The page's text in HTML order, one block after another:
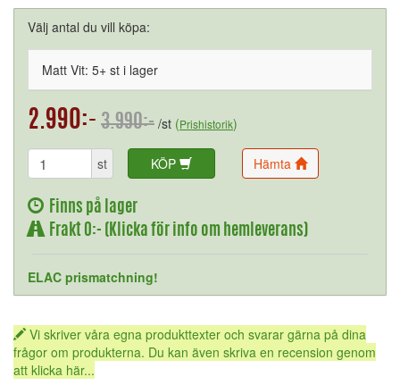
Välj antal du vill köpa:
Matt Vit: 5+ st i lager
2.990:- 3.990:- /st (Prishistorik)
st KÖP Hämta
Finns på lager
Frakt 0:- (Klicka för info om hemleverans)
ELAC prismatchning!
Vi skriver våra egna produkttexter och svarar gärna på dina
frågor om produkterna. Du kan även skriva en recension genom
att klicka här...